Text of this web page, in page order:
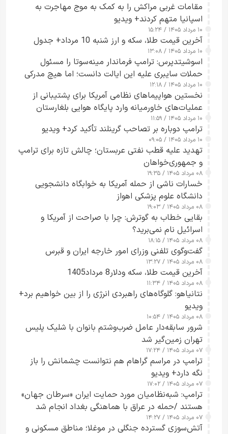
مقامات غربی مراکش را به کمک به موج مهاجرت به
اسپانیا متهم کردند+ ویدیو
۱۰ مرداد ۱۴۰۵ / ۱۵:۲۴
آخرین قیمت طلا، سکه و ارز شنبه 10 مرداد+ جدول
۱۰ مرداد ۱۴۰۵ / ۱۳:۰۸
اسوشیتدپرس: ترامپ فرماندار مینه‌سوتا را مسئول
حملات سایبری علیه این ایالت دانست؛ اما هیچ مدرکی
ارائه نکرد
۱۰ مرداد ۱۴۰۵ / ۱۲:۱۸
نخستین هواپیماهای نظامی آمریکا برای پشتیبانی از
عملیات‌های خاورمیانه وارد پایگاه هوایی بلغارستان
شدند
۱۰ مرداد ۱۴۰۵ / ۱۱:۵۹
ترامپ دوباره بر تصاحب گرینلند تأکید کرد+ ویدیو
۱۰ مرداد ۱۴۰۵ / ۰۹:۰۵
تهدید علیه قطب نفتی عربستان؛ چالش تازه برای ترامپ
و جمهوری‌خواهان
۰۸ مرداد ۱۴۰۵ / ۱۹:۳۵
خسارات ناشی از حمله آمریکا به خوابگاه دانشجویی
دانشگاه علوم پزشکی اهواز
۰۸ مرداد ۱۴۰۵ / ۱۹:۰۳
بقایی خطاب به گوترش: چرا با صراحت از آمریکا و
اسرائیل نام نمی‌برید؟
۰۸ مرداد ۱۴۰۵ / ۱۸:۱۵
گفت‌وگوی تلفنی وزرای امور خارجه ایران و قبرس
۰۸ مرداد ۱۴۰۵ / ۱۳:۲۷
آخرین قیمت طلا، سکه ودلار8 مرداد1405
۰۸ مرداد ۱۴۰۵ / ۱۱:۳۴
نتانیاهو: گلوگاه‌های راهبردی انرژی را از بین خواهیم برد+
ویدیو
۰۸ مرداد ۱۴۰۵ / ۱۰:۵۴
شرور سابقه‌دار عامل ضرب‌وشتم بانوان با شلیک پلیس
تهران زمین‌گیر شد
۰۷ مرداد ۱۴۰۵ / ۱۷:۲۴
ترامپ در مراسم گراهام هم نتوانست چشمانش را باز
نگه دارد+ ویدیو
۰۷ مرداد ۱۴۰۵ / ۱۷:۰۲
ترامپ: شبه‌نظامیان مورد حمایت ایران «سرطان جهان»
هستند /حمله در عراق با هماهنگی بغداد انجام شد
۰۷ مرداد ۱۴۰۵ / ۱۴:۲۷
آتش‌سوزی گسترده جنگلی در موغلا؛ مناطق مسکونی و